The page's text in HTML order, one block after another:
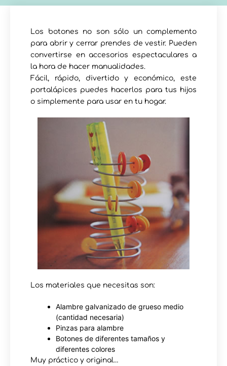
Los botones no son sólo un complemento
para abrir y cerrar prendes de vestir. Pueden
convertirse en accesorios espectaculares a
la hora de hacer manualidades.
Fácil, rápido, divertido y económico, este
portalápices puedes hacerlos para tus hijos
o simplemente para usar en tu hogar.
Los materiales que necesitas son:
Alambre galvanizado de grueso medio
(cantidad necesaria)
Pinzas para alambre
Botones de diferentes tamaños y
diferentes colores
Muy práctico y original…